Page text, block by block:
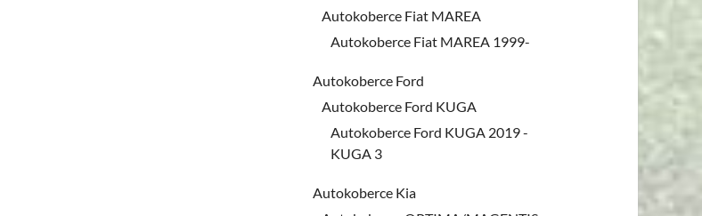
Autokoberce Fiat MAREA
Autokoberce Fiat MAREA 1999-
Autokoberce Ford
Autokoberce Ford KUGA
Autokoberce Ford KUGA 2019 -
KUGA 3
Autokoberce Kia